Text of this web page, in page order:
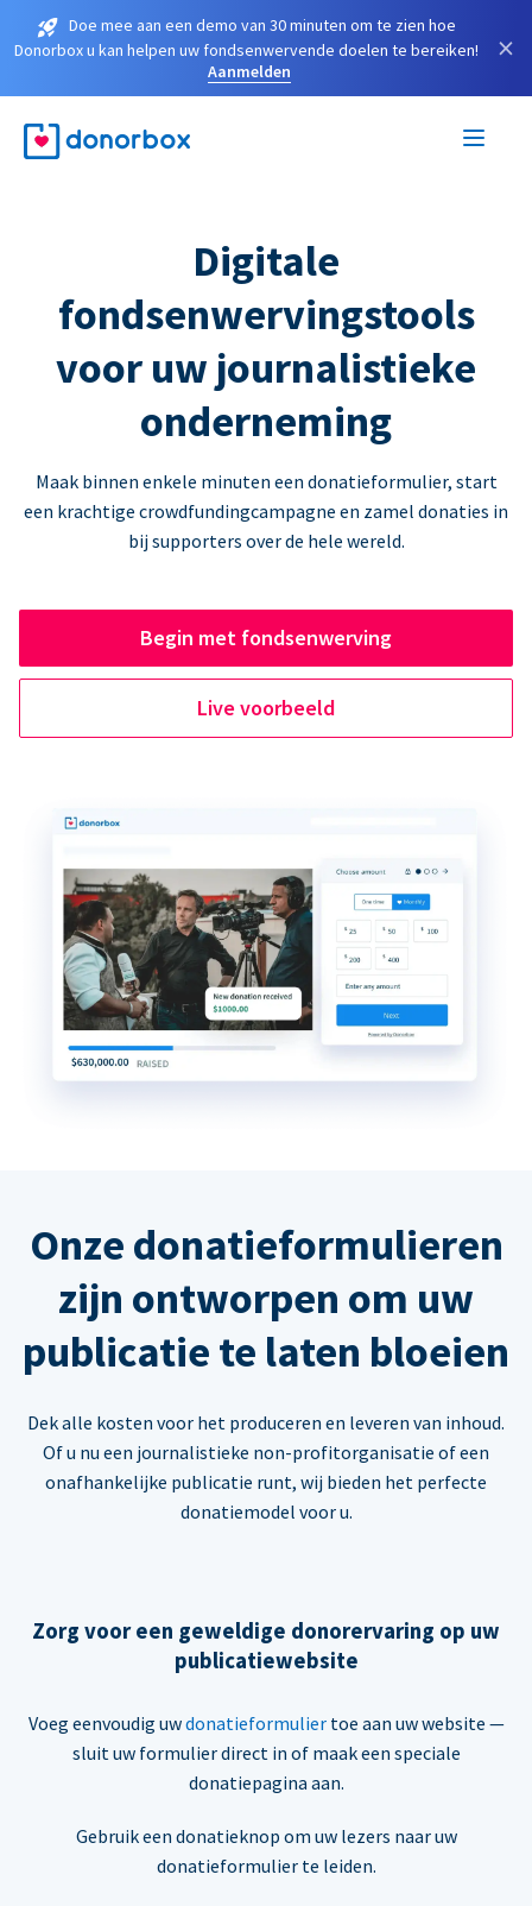
Doe mee aan een demo van 30 minuten om te zien hoe
Donorbox u kan helpen uw fondsenwervende doelen te bereiken!
Aanmelden
×
Digitale
fondsenwervingstools
voor uw journalistieke
onderneming
Maak binnen enkele minuten een donatieformulier, start
een krachtige crowdfundingcampagne en zamel donaties in
bij supporters over de hele wereld.
Begin met fondsenwerving
Live voorbeeld
Onze donatieformulieren
zijn ontworpen om uw
publicatie te laten bloeien
Dek alle kosten voor het produceren en leveren van inhoud.
Of u nu een journalistieke non-profitorganisatie of een
onafhankelijke publicatie runt, wij bieden het perfecte
donatiemodel voor u.
Zorg voor een geweldige donorervaring op uw
publicatiewebsite
Voeg eenvoudig uwdonatieformuliertoe aan uw website —
sluit uw formulier direct in of maak een speciale
donatiepagina aan.
Gebruik een donatieknop om uw lezers naar uw
donatieformulier te leiden.